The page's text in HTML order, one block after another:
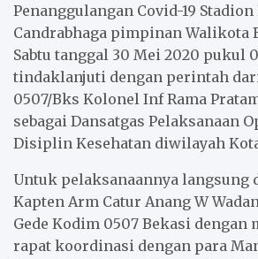
Penanggulangan Covid-19
Candrabhaga pimpinan Walikota
Sabtu tanggal 30 Mei 2020 pukul
tindaklanjuti dengan perintah
0507/Bks Kolonel Inf Rama
sebagai Dansatgas Pelaksanaan
Disiplin Kesehatan diwilayah
Untuk pelaksanaannya langsung
Kapten Arm Catur Anang W
Gede Kodim 0507 Bekasi dengan
rapat koordinasi dengan para